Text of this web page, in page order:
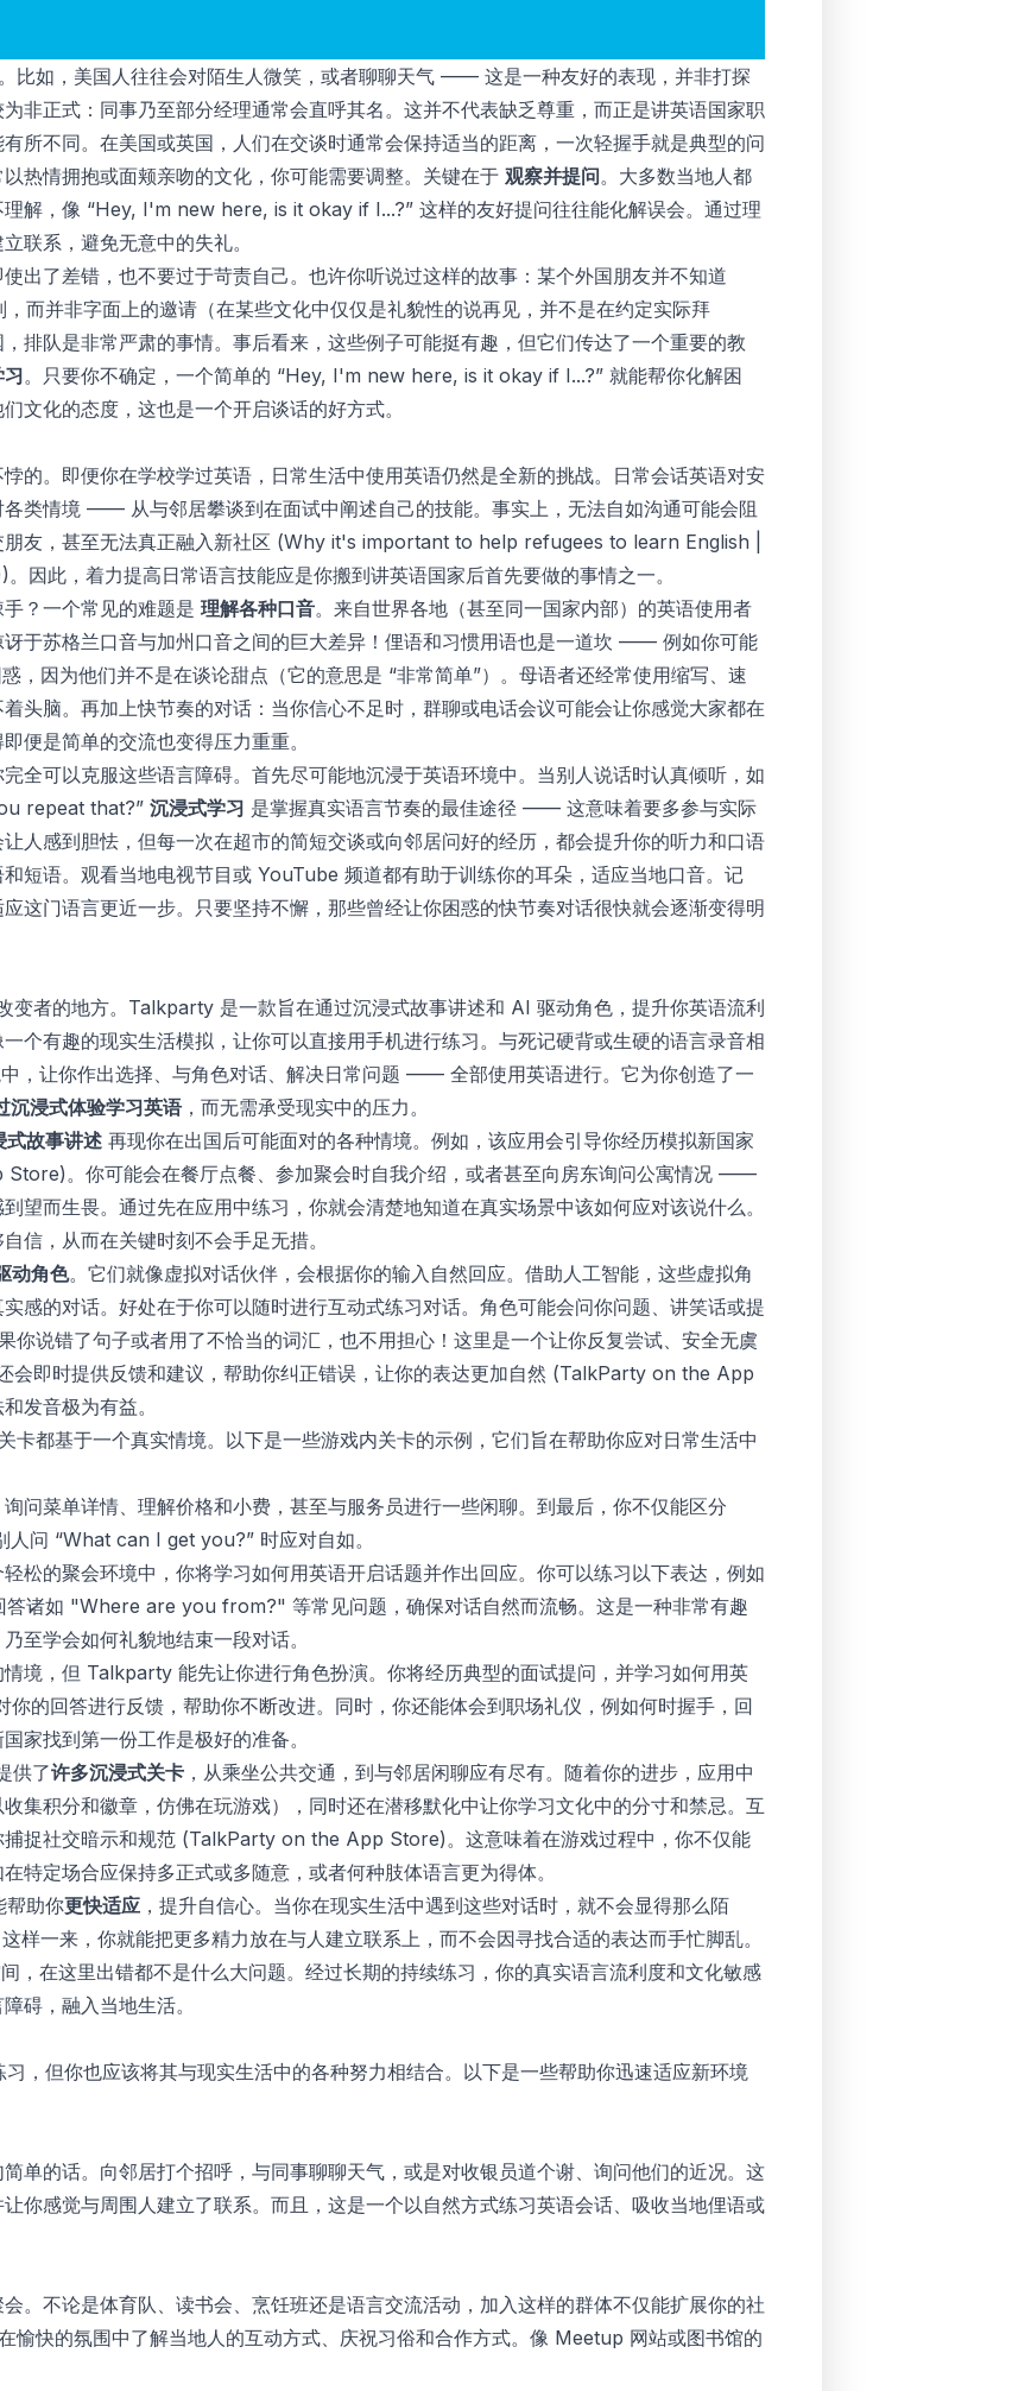
比如，美国人往往会对陌生人微笑，或者聊聊天气 —— 这是一种友好的表现，并非打探
非正式：同事乃至部分经理通常会直呼其名。这并不代表缺乏尊重，而正是讲英语国家职
所不同。在美国或英国，人们在交谈时通常会保持适当的距离，一次轻握手就是典型的问
热情拥抱或面颊亲吻的文化，你可能需要调整。关键在于 观察并提问。大多数当地人都
解，像 “Hey, I'm new here, is it okay if I...?” 这样的友好提问往往能化解误会。通过理
联系，避免无意中的失礼。
出了差错，也不要过于苛责自己。也许你听说过这样的故事：某个外国朋友并不知道
而并非字面上的邀请（在某些文化中仅仅是礼貌性的说再见，并不是在约定实际拜
排队是非常严肃的事情。事后看来，这些例子可能挺有趣，但它们传达了一个重要的教
。只要你不确定，一个简单的 “Hey, I'm new here, is it okay if I...?” 就能帮你化解困
文化的态度，这也是一个开启谈话的好方式。
的。即便你在学校学过英语，日常生活中使用英语仍然是全新的挑战。日常会话英语对安
类情境 —— 从与邻居攀谈到在面试中阐述自己的技能。事实上，无法自如沟通可能会阻
友，甚至无法真正融入新社区 (Why it's important to help refugees to learn English |
)。因此，着力提高日常语言技能应是你搬到讲英语国家后首先要做的事情之一。
？一个常见的难题是 理解各种口音。来自世界各地（甚至同一国家内部）的英语使用者
于苏格兰口音与加州口音之间的巨大差异！俚语和习惯用语也是一道坎 —— 例如你可能
，因为他们并不是在谈论甜点（它的意思是 “非常简单”）。母语者还经常使用缩写、速
头脑。再加上快节奏的对话：当你信心不足时，群聊或电话会议可能会让你感觉大家都在
便是简单的交流也变得压力重重。
全可以克服这些语言障碍。首先尽可能地沉浸于英语环境中。当别人说话时认真倾听，如
repeat that?” 沉浸式学习 是掌握真实语言节奏的最佳途径 —— 这意味着要多参与实际
人感到胆怯，但每一次在超市的简短交谈或向邻居问好的经历，都会提升你的听力和口语
短语。观看当地电视节目或 YouTube 频道都有助于训练你的耳朵，适应当地口音。记
这门语言更近一步。只要坚持不懈，那些曾经让你困惑的快节奏对话很快就会逐渐变得明
变者的地方。Talkparty 是一款旨在通过沉浸式故事讲述和 AI 驱动角色，提升你英语流利
个有趣的现实生活模拟，让你可以直接用手机进行练习。与死记硬背或生硬的语言录音相
，让你作出选择、与角色对话、解决日常问题 —— 全部使用英语进行。它为你创造了一
沉浸式体验学习英语，而无需承受现实中的压力。
式故事讲述 再现你在出国后可能面对的各种情境。例如，该应用会引导你经历模拟新国家
Store)。你可能会在餐厅点餐、参加聚会时自我介绍，或者甚至向房东询问公寓情况 ——
望而生畏。通过先在应用中练习，你就会清楚地知道在真实场景中该如何应对该说什么。
信，从而在关键时刻不会手足无措。
动角色。它们就像虚拟对话伙伴，会根据你的输入自然回应。借助人工智能，这些虚拟角
感的对话。好处在于你可以随时进行互动式练习对话。角色可能会问你问题、讲笑话或提
说错了句子或者用了不恰当的词汇，也不用担心！这里是一个让你反复尝试、安全无虞
即时提供反馈和建议，帮助你纠正错误，让你的表达更加自然 (‎TalkParty on the App
发音极为有益。
卡都基于一个真实情境。以下是一些游戏内关卡的示例，它们旨在帮助你应对日常生活中
询问菜单详情、理解价格和小费，甚至与服务员进行一些闲聊。到最后，你不仅能区分
问 “What can I get you?” 时应对自如。
轻松的聚会环境中，你将学习如何用英语开启话题并作出回应。你可以练习以下表达，例如
诸如 "Where are you from?" 等常见问题，确保对话自然而流畅。这是一种非常有趣
至学会如何礼貌地结束一段对话。
情境，但 Talkparty 能先让你进行角色扮演。你将经历典型的面试提问，并学习如何用英
的回答进行反馈，帮助你不断改进。同时，你还能体会到职场礼仪，例如何时握手，回
家找到第一份工作是极好的准备。
供了许多沉浸式关卡 ，从乘坐公共交通，到与邻居闲聊应有尽有。随着你的进步，应用中
集积分和徽章，仿佛在玩游戏），同时还在潜移默化中让你学习文化中的分寸和禁忌。互
捉社交暗示和规范 (‎TalkParty on the App Store)。这意味着在游戏过程中，你不仅能
特定场合应保持多正式或多随意，或者何种肢体语言更为得体。
帮助你更快适应 ，提升自信心。当你在现实生活中遇到这些对话时，就不会显得那么陌
样一来，你就能把更多精力放在与人建立联系上，而不会因寻找合适的表达而手忙脚乱。
，在这里出错都不是什么大问题。经过长期的持续练习，你的真实语言流利度和文化敏感
碍，融入当地生活。
，但你也应该将其与现实生活中的各种努力相结合。以下是一些帮助你迅速适应新环境
单的话。向邻居打个招呼，与同事聊聊天气，或是对收银员道个谢、询问他们的近况。这
你感觉与周围人建立了联系。而且，这是一个以自然方式练习英语会话、吸收当地俚语或
。不论是体育队、读书会、烹饪班还是语言交流活动，加入这样的群体不仅能扩展你的社
快的氛围中了解当地人的互动方式、庆祝习俗和合作方式。像 Meetup 网站或图书馆的